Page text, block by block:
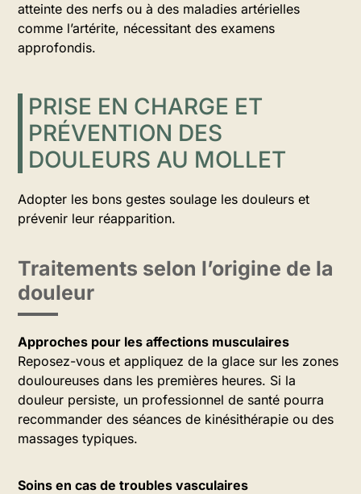
atteinte des nerfs ou à des maladies artérielles
comme l’artérite, nécessitant des examens
approfondis.
PRISE EN CHARGE ET
PRÉVENTION DES
DOULEURS AU MOLLET
Adopter les bons gestes soulage les douleurs et
prévenir leur réapparition.
Traitements selon l’origine de la
douleur
Approches pour les affections musculaires
Reposez-vous et appliquez de la glace sur les zones
douloureuses dans les premières heures. Si la
douleur persiste, un professionnel de santé pourra
recommander des séances de kinésithérapie ou des
massages typiques.
Soins en cas de troubles vasculaires